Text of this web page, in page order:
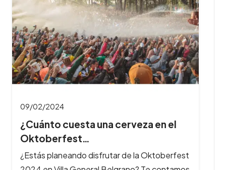
y cuál es…
¿Querés aprovechar al máximo tu experiencia
en el Oktoberfest? Te contamos cuánto dura
la fiesta, a qué hora es mejor…